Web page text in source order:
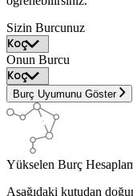
Sizin Burcunuz
Onun Burcu
Burç Uyumunu Göster
Yükselen Burç
Aşağıdaki kutudan